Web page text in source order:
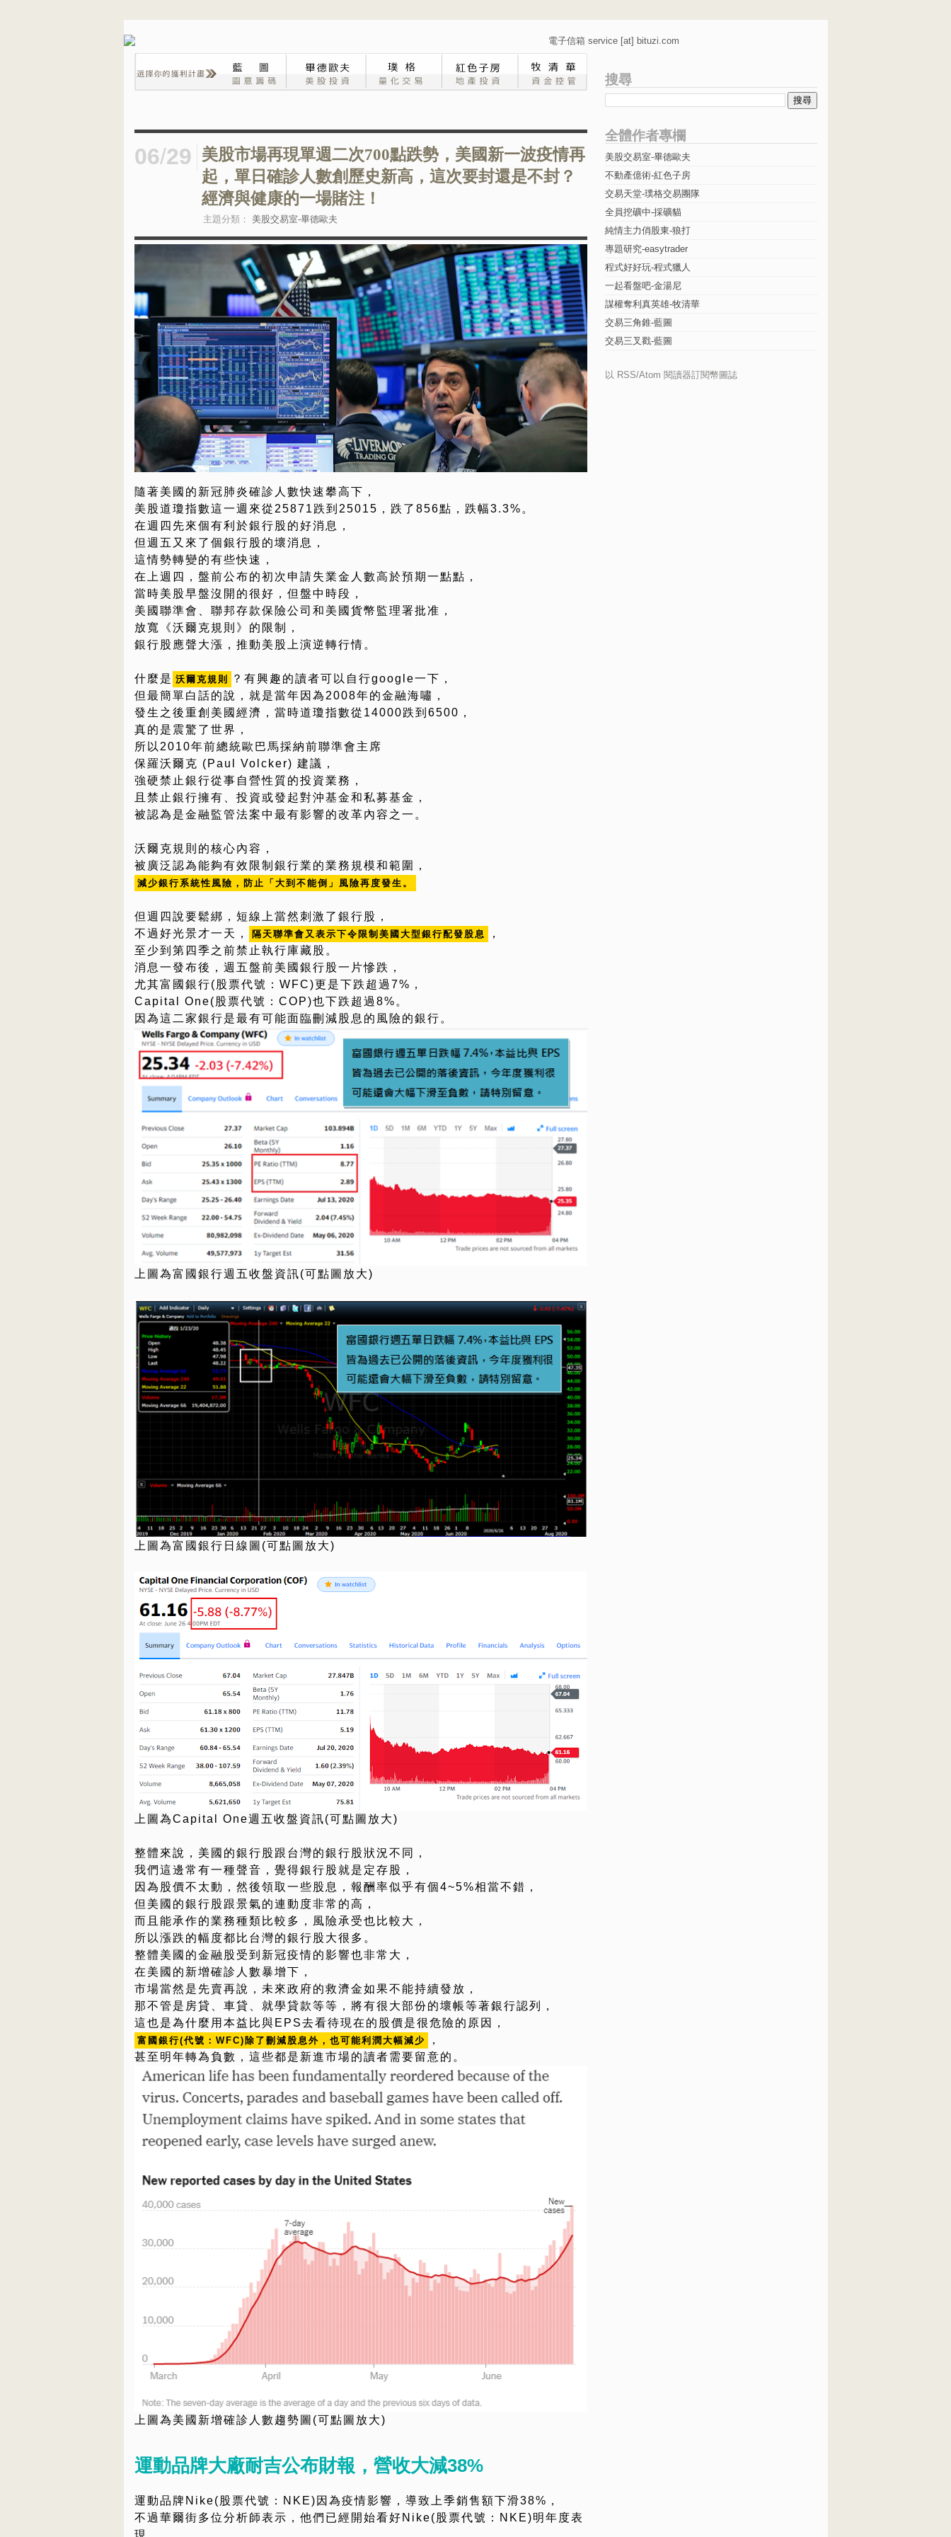
電子信箱 service [at] bituzi.com
06/29
美股市場再現單週二次700點跌勢，美國新一波疫情再
起，單日確診人數創歷史新高，這次要封還是不封？
經濟與健康的一場賭注！
主題分類： 美股交易室-畢德歐夫
隨著美國的新冠肺炎確診人數快速攀高下，
美股道瓊指數這一週來從25871跌到25015，跌了856點，跌幅3.3%。
在週四先來個有利於銀行股的好消息，
但週五又來了個銀行股的壞消息，
這情勢轉變的有些快速，
在上週四，盤前公布的初次申請失業金人數高於預期一點點，
當時美股早盤沒開的很好，但盤中時段，
美國聯準會、聯邦存款保險公司和美國貨幣監理署批准，
放寬《沃爾克規則》的限制，
銀行股應聲大漲，推動美股上演逆轉行情。
什麼是 沃爾克規則
？有興趣的讀者可以自行google一下，
但最簡單白話的說，就是當年因為2008年的金融海嘯，
發生之後重創美國經濟，當時道瓊指數從14000跌到6500，
真的是震驚了世界，
所以2010年前總統歐巴馬採納前聯準會主席
保羅沃爾克 (Paul Volcker) 建議，
強硬禁止銀行從事自營性質的投資業務，
且禁止銀行擁有、投資或發起對沖基金和私募基金，
被認為是金融監管法案中最有影響的改革內容之一。
沃爾克規則的核心內容，
被廣泛認為能夠有效限制銀行業的業務規模和範圍，
減少銀行系統性風險，防止「大到不能倒」風險再度發生。
但週四說要鬆綁，短線上當然刺激了銀行股，
不過好光景才一天，
隔天聯準會又表示下令限制美國大型銀行配發股息
，
至少到第四季之前禁止執行庫藏股。
消息一發布後，週五盤前美國銀行股一片慘跌，
尤其富國銀行(股票代號：WFC)更是下跌超過7%，
Capital One(股票代號：COP)也下跌超過8%。
因為這二家銀行是最有可能面臨刪減股息的風險的銀行。
上圖為富國銀行週五收盤資訊(可點圖放大)
上圖為富國銀行日線圖(可點圖放大)
上圖為Capital One週五收盤資訊(可點圖放大)
整體來說，美國的銀行股跟台灣的銀行股狀況不同，
我們這邊常有一種聲音，覺得銀行股就是定存股，
因為股價不太動，然後領取一些股息，報酬率似乎有個4~5%相當不錯，
但美國的銀行股跟景氣的連動度非常的高，
而且能承作的業務種類比較多，風險承受也比較大，
所以漲跌的幅度都比台灣的銀行股大很多。
整體美國的金融股受到新冠疫情的影響也非常大，
在美國的新增確診人數暴增下，
市場當然是先賣再說，未來政府的救濟金如果不能持續發放，
那不管是房貸、車貸、就學貸款等等，將有很大部份的壞帳等著銀行認列，
這也是為什麼用本益比與EPS去看待現在的股價是很危險的原因，
富國銀行(代號：WFC)除了刪減股息外，也可能利潤大幅減少
，
甚至明年轉為負數，這些都是新進市場的讀者需要留意的。
上圖為美國新增確診人數趨勢圖(可點圖放大)
運動品牌大廠耐吉公布財報，營收大減38%
運動品牌Nike(股票代號：NKE)因為疫情影響，導致上季銷售額下滑38%，
不過華爾街多位分析師表示，他們已經開始看好Nike(股票代號：NKE)明年度表
現，
搜尋
全體作者專欄
美股交易室-畢德歐夫
不動產億術-紅色子房
交易天堂-璞格交易團隊
全員挖礦中-採礦貓
純情主力俏股東-狼打
專題研究-easytrader
程式好好玩-程式獵人
一起看盤吧-金湯尼
謀權奪利真英雄-牧清華
交易三角錐-藍圖
交易三叉戳-藍圖
以 RSS/Atom 閱讀器訂閱幣圖誌